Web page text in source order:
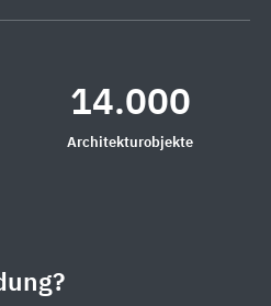
14.000
Architekturobjekte